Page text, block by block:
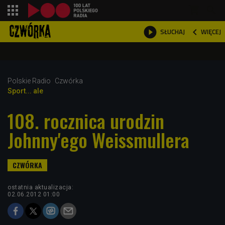
 SŁUCHAJ  WIĘCEJ

Polskie Radio
Czwórka
Sport... ale
108. rocznica urodzin
Johnny'ego Weissmullera
ostatnia aktualizacja:
02.06.2012 01:00